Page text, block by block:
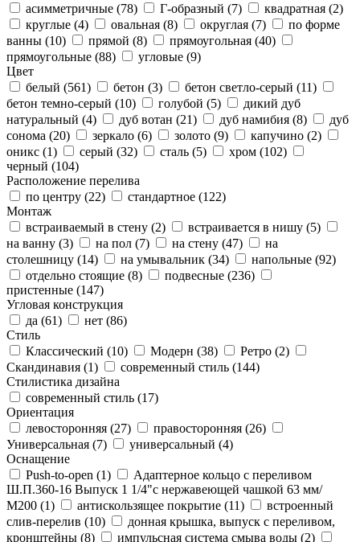
асимметричные (78) Г-образный (7) квадратная (2)
круглые (4) овальная (8) округлая (7)
по форме
ванны (10) прямой (8) прямоугольная (40)
прямоугольные (88) угловые (9)
Цвет
белый (561) бетон (3) бетон светло-серый (11)
бетон темно-серый (10) голубой (5)
дикий дуб
натуральный (4) дуб вотан (21) дуб намибия (8)
дуб
сонома (20) зеркало (6) золото (9) капучино (2)
оникс (1) серый (32) сталь (5) хром (102)
черный (104)
Расположение перелива
по центру (22) стандартное (122)
Монтаж
встраиваемый в стену (2) встраивается в нишу (5)
на ванну (3) на пол (7) на стену (47)
на
столешницу (14) на умывальник (34) напольные (92)
отдельно стоящие (8) подвесные (236)
пристенные (147)
Угловая конструкция
да (61) нет (86)
Стиль
Классический (10) Модерн (38) Ретро (2)
Скандинавия (1) современный стиль (144)
Стилистика дизайна
современный стиль (17)
Ориентация
левосторонняя (27) правосторонняя (26)
Универсальная (7) универсальный (4)
Оснащение
Push-to-open (1)
Адаптерное кольцо с переливом
Ш.П.360-16 Выпуск 1 1/4"с нержавеющей чашкой 63 мм/
М200 (1) антискользящее покрытие (11)
встроенный
слив-перелив (10)
донная крышка, выпуск с переливом,
кронштейны (8) импульсная система смыва воды (2)